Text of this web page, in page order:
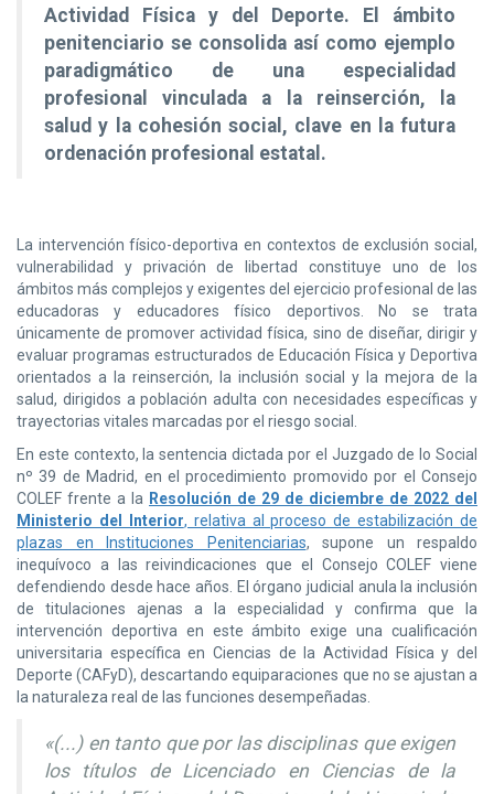
Actividad Física y del Deporte. El ámbito
penitenciario se consolida así como ejemplo
paradigmático de una especialidad
profesional vinculada a la reinserción, la
salud y la cohesión social, clave en la futura
ordenación profesional estatal .
La intervención físico-deportiva en contextos de exclusión social,
vulnerabilidad y privación de libertad constituye uno de los
ámbitos más complejos y exigentes del ejercicio profesional de las
educadoras y educadores físico deportivos. No se trata
únicamente de promover actividad física, sino de diseñar, dirigir y
evaluar programas estructurados de Educación Física y Deportiva
orientados a la reinserción, la inclusión social y la mejora de la
salud, dirigidos a población adulta con necesidades específicas y
trayectorias vitales marcadas por el riesgo social.
En este contexto, la sentencia dictada por el Juzgado de lo Social
nº 39 de Madrid, en el procedimiento promovido por el Consejo
COLEF frente a la Resolución de 29 de diciembre de 2022 del
Ministerio del Interior, relativa al proceso de estabilización de
plazas en Instituciones Penitenciarias, supone un respaldo
inequívoco a las reivindicaciones que el Consejo COLEF viene
defendiendo desde hace años. El órgano judicial anula la inclusión
de titulaciones ajenas a la especialidad y confirma que la
intervención deportiva en este ámbito exige una cualificación
universitaria específica en Ciencias de la Actividad Física y del
Deporte (CAFyD), descartando equiparaciones que no se ajustan a
la naturaleza real de las funciones desempeñadas.
«(...) en tanto que por las disciplinas que exigen
los títulos de Licenciado en Ciencias de la